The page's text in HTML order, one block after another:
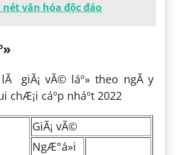
nét văn hóa độc đáo
lÃ giÃ¡ vÃ© láº» theo ngÃ y
chÆ¡i cáº­p nháº­t 2022
GiÃ¡ vÃ©
NgÆ°á»i